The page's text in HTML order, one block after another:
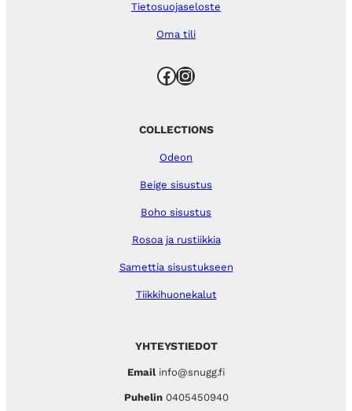
Tietosuojaseloste
Oma tili
Facebook Instagram
YHTEYSTIEDOT
Emailinfo@snugg.fi
Puhelin 0405450940
COLLECTIONS
Odeon
Beige sisustus
Boho sisustus
Rosoa ja rustiikkia
Samettia sisustukseen
Tiikkihuonekalut